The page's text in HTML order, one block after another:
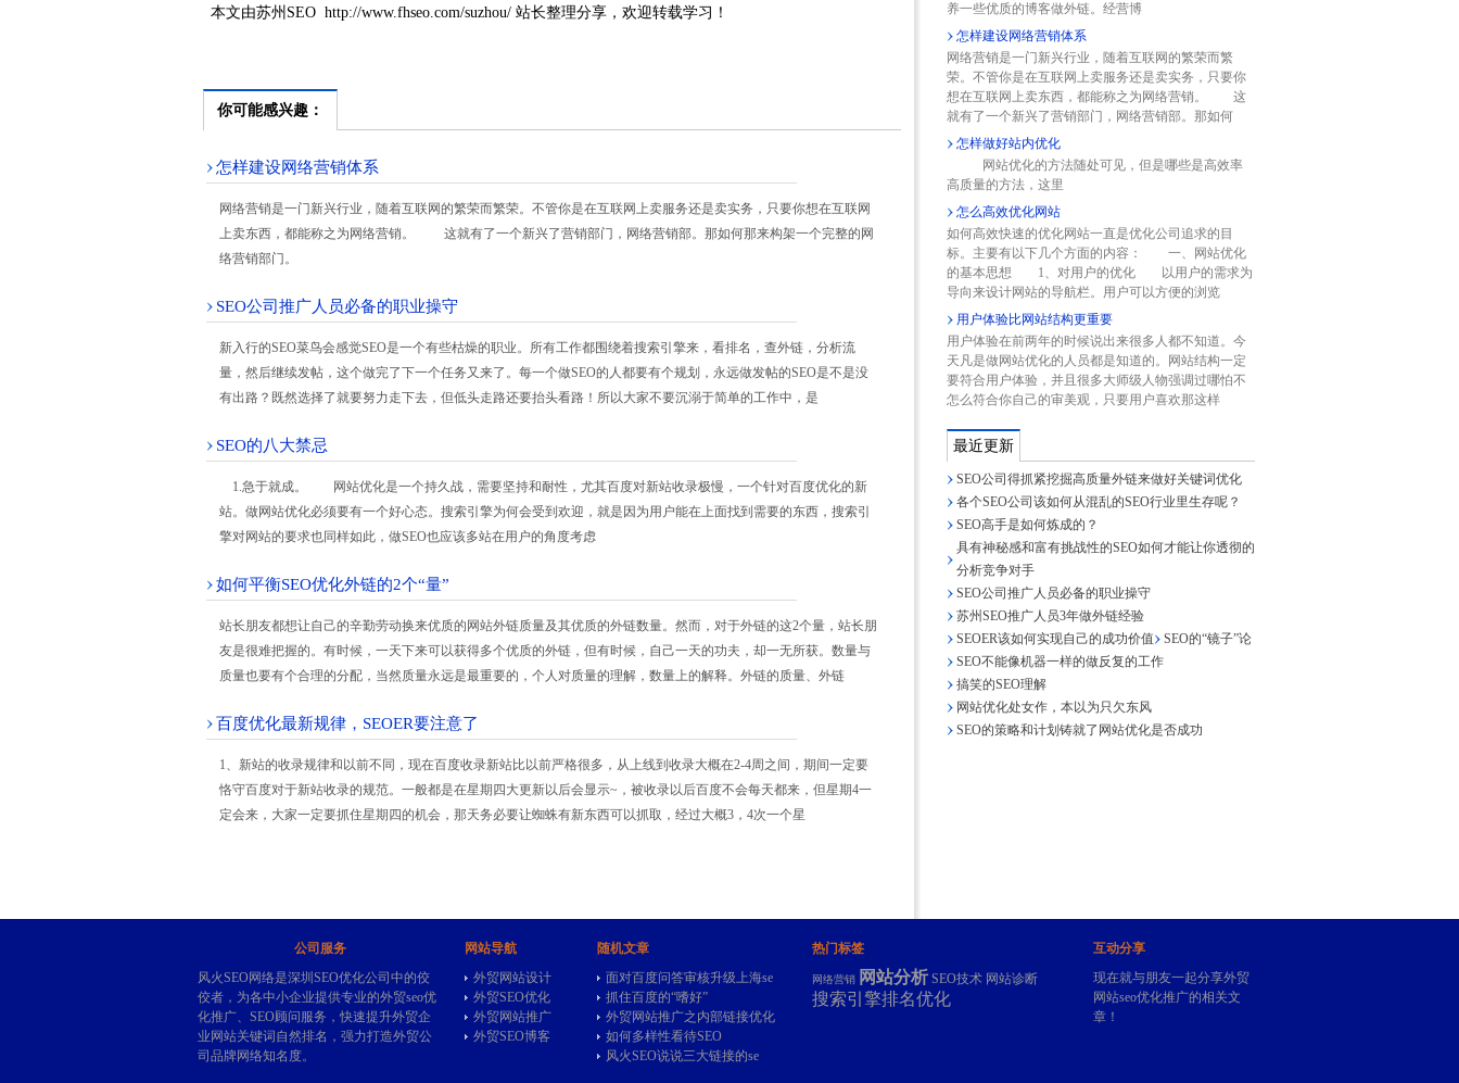
本文由苏州SEO http://www.fhseo.com/suzhou/ 站长整理分享，欢迎转载学习！
你可能感兴趣：
怎样建设网络营销体系
网络营销是一门新兴行业，随着互联网的繁荣而繁荣。不管你是在互联网上卖服务还是卖实务，只要你想在互联网
上卖东西，都能称之为网络营销。 这就有了一个新兴了营销部门，网络营销部。那如何那来构架一个完整的网
络营销部门。
SEO公司推广人员必备的职业操守
新入行的SEO菜鸟会感觉SEO是一个有些枯燥的职业。所有工作都围绕着搜索引擎来，看排名，查外链，分析流
量，然后继续发帖，这个做完了下一个任务又来了。每一个做SEO的人都要有个规划，永远做发帖的SEO是不是没
有出路？既然选择了就要努力走下去，但低头走路还要抬头看路！所以大家不要沉溺于简单的工作中，是
SEO的八大禁忌
1.急于就成。 网站优化是一个持久战，需要坚持和耐性，尤其百度对新站收录极慢，一个针对百度优化的新
站。做网站优化必须要有一个好心态。搜索引擎为何会受到欢迎，就是因为用户能在上面找到需要的东西，搜索引
擎对网站的要求也同样如此，做SEO也应该多站在用户的角度考虑
如何平衡SEO优化外链的2个“量”
站长朋友都想让自己的辛勤劳动换来优质的网站外链质量及其优质的外链数量。然而，对于外链的这2个量，站长朋
友是很难把握的。有时候，一天下来可以获得多个优质的外链，但有时候，自己一天的功夫，却一无所获。数量与
质量也要有个合理的分配，当然质量永远是最重要的，个人对质量的理解，数量上的解释。外链的质量、外链
百度优化最新规律，SEOER要注意了
1、新站的收录规律和以前不同，现在百度收录新站比以前严格很多，从上线到收录大概在2-4周之间，期间一定要
恪守百度对于新站收录的规范。一般都是在星期四大更新以后会显示~，被收录以后百度不会每天都来，但星期4一
定会来，大家一定要抓住星期四的机会，那天务必要让蜘蛛有新东西可以抓取，经过大概3，4次一个星
养一些优质的博客做外链。经营博
怎样建设网络营销体系
网络营销是一门新兴行业，随着互联网的繁荣而繁
荣。不管你是在互联网上卖服务还是卖实务，只要你
想在互联网上卖东西，都能称之为网络营销。 这
就有了一个新兴了营销部门，网络营销部。那如何
怎样做好站内优化
网站优化的方法随处可见，但是哪些是高效率
高质量的方法，这里
怎么高效优化网站
如何高效快速的优化网站一直是优化公司追求的目
标。主要有以下几个方面的内容： 一、网站优化
的基本思想 1、对用户的优化 以用户的需求为
导向来设计网站的导航栏。用户可以方便的浏览
用户体验比网站结构更重要
用户体验在前两年的时候说出来很多人都不知道。今
天凡是做网站优化的人员都是知道的。网站结构一定
要符合用户体验，并且很多大师级人物强调过哪怕不
怎么符合你自己的审美观，只要用户喜欢那这样
最近更新
SEO公司得抓紧挖掘高质量外链来做好关键词优化
各个SEO公司该如何从混乱的SEO行业里生存呢？
SEO高手是如何炼成的？
具有神秘感和富有挑战性的SEO如何才能让你透彻的
分析竞争对手
SEO公司推广人员必备的职业操守
苏州SEO推广人员3年做外链经验
SEOER该如何实现自己的成功价值
SEO的“镜子”论
SEO不能像机器一样的做反复的工作
搞笑的SEO理解
网站优化处女作，本以为只欠东风
SEO的策略和计划铸就了网站优化是否成功
公司服务
风火SEO网络是深圳SEO优化公司中的佼
佼者，为各中小企业提供专业的外贸seo优
化推广、SEO顾问服务，快速提升外贸企
业网站关键词自然排名，强力打造外贸公
司品牌网络知名度。
网站导航
外贸网站设计
外贸SEO优化
外贸网站推广
外贸SEO博客
随机文章
面对百度问答审核升级上海se
抓住百度的“嗜好”
外贸网站推广之内部链接优化
如何多样性看待SEO
风火SEO说说三大链接的se
热门标签
网络营销 网站分析 SEO技术 网站诊断
搜索引擎排名优化
互动分享
现在就与朋友一起分享外贸
网站seo优化推广的相关文
章！